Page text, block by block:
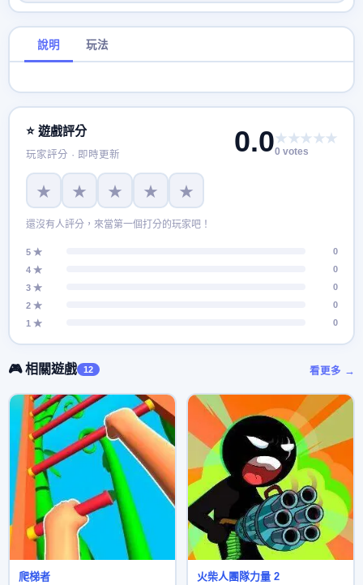
說明 玩法
⭐ 遊戲評分
玩家評分 · 即時更新 0.0★★★★★
0 votes
★ ★ ★ ★ ★
還沒有人評分，來當第一個打分的玩家吧！
5 ★
0
4 ★
0
3 ★
0
2 ★
0
1 ★
0
🎮 相關遊戲 12 看更多 →
爬梯者 火柴人團隊力量 2